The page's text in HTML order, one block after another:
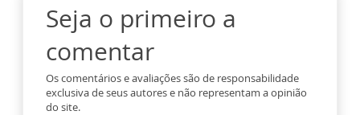
Seja o primeiro a
comentar
Os comentários e avaliações são de responsabilidade
exclusiva de seus autores e não representam a opinião
do site.